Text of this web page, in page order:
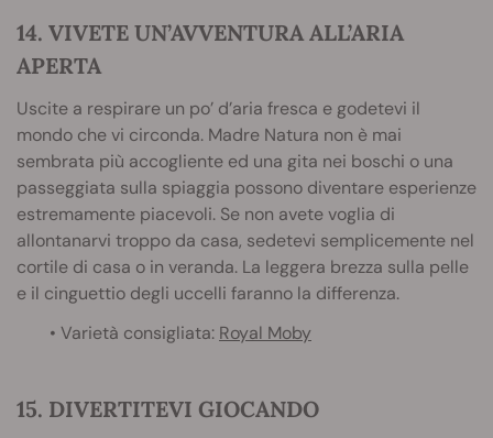
14. VIVETE UN’AVVENTURA ALL’ARIA
APERTA
Uscite a respirare un po’ d’aria fresca e godetevi il
mondo che vi circonda. Madre Natura non è mai
sembrata più accogliente ed una gita nei boschi o una
passeggiata sulla spiaggia possono diventare esperienze
estremamente piacevoli. Se non avete voglia di
allontanarvi troppo da casa, sedetevi semplicemente nel
cortile di casa o in veranda. La leggera brezza sulla pelle
e il cinguettio degli uccelli faranno la differenza.
• Varietà consigliata: Royal Moby
15. DIVERTITEVI GIOCANDO